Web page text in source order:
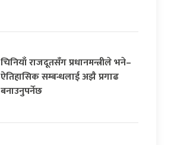
चिनियाँ राजदूतसँग प्रधानमन्त्रीले भने–
ऐतिहासिक सम्बन्धलाई अझै प्रगाढ
बनाउनुपर्नेछ